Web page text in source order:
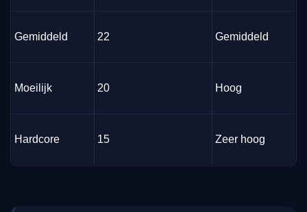
Gemiddeld 22 Gemiddeld
Moeilijk 20 Hoog
Hardcore 15 Zeer hoog